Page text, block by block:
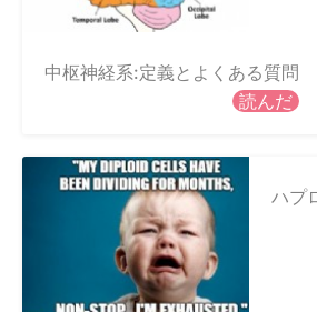
中枢神経系:定義とよくある質問
読んだ
ハプ